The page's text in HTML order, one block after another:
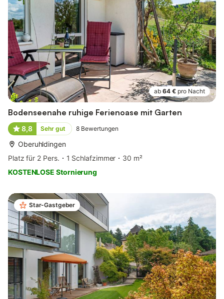
ab 64 € pro Nacht
Bodenseenahe ruhige Ferienoase mit Garten
8,8 Sehr gut 8 Bewertungen
Oberuhldingen
Platz für 2 Pers.
1 Schlafzimmer
30 m²
KOSTENLOSE Stornierung
Star-Gastgeber